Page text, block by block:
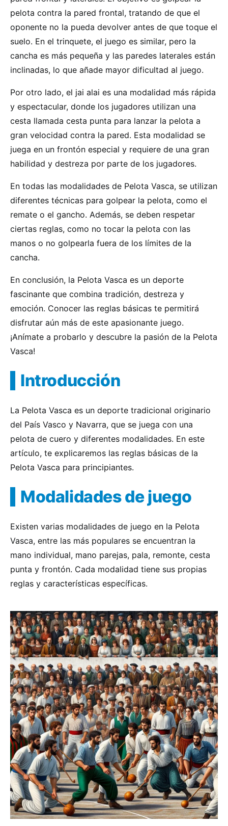
pelota contra la pared frontal, tratando de que el
oponente no la pueda devolver antes de que toque el
suelo. En el trinquete, el juego es similar, pero la
cancha es más pequeña y las paredes laterales están
inclinadas, lo que añade mayor dificultad al juego.
Por otro lado, el jai alai es una modalidad más rápida
y espectacular, donde los jugadores utilizan una
cesta llamada cesta punta para lanzar la pelota a
gran velocidad contra la pared. Esta modalidad se
juega en un frontón especial y requiere de una gran
habilidad y destreza por parte de los jugadores.
En todas las modalidades de Pelota Vasca, se utilizan
diferentes técnicas para golpear la pelota, como el
remate o el gancho. Además, se deben respetar
ciertas reglas, como no tocar la pelota con las
manos o no golpearla fuera de los límites de la
cancha.
En conclusión, la Pelota Vasca es un deporte
fascinante que combina tradición, destreza y
emoción. Conocer las reglas básicas te permitirá
disfrutar aún más de este apasionante juego.
¡Anímate a probarlo y descubre la pasión de la Pelota
Vasca!
Introducción
La Pelota Vasca es un deporte tradicional originario
del País Vasco y Navarra, que se juega con una
pelota de cuero y diferentes modalidades. En este
artículo, te explicaremos las reglas básicas de la
Pelota Vasca para principiantes.
Modalidades de juego
Existen varias modalidades de juego en la Pelota
Vasca, entre las más populares se encuentran la
mano individual, mano parejas, pala, remonte, cesta
punta y frontón. Cada modalidad tiene sus propias
reglas y características específicas.